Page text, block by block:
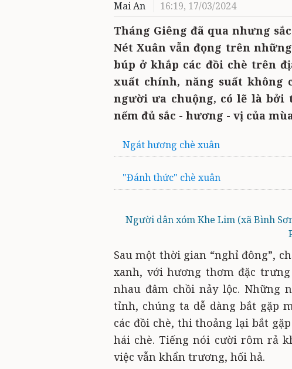
Mai An 16:19, 17/03/2024
Tháng Giêng đã qua nhưng
Nét Xuân vẫn đọng trên
búp ở khắp các đồi chè trên
xuất chính, năng suất không
người ưa chuộng, có lẽ là
nếm đủ sắc - hương - vị của
Ngát hương chè xuân
"Đánh thức" chè xuân
Người dân xóm Khe Lim (xã Bình
Sau một thời gian “nghỉ đông”,
xanh, với hương thơm đặc
nhau đâm chồi nảy lộc. Những
tỉnh, chúng ta dễ dàng bắt gặp
các đồi chè, thi thoảng lại bắt
hái chè. Tiếng nói cười rôm rả
việc vẫn khẩn trương, hối hả.